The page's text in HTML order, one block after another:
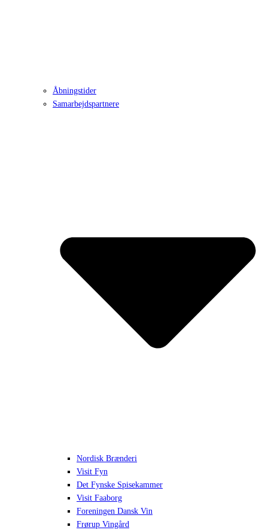
Åbningstider
Samarbejdspartnere
Nordisk Brænderi
Visit Fyn
Det Fynske Spisekammer
Visit Faaborg
Foreningen Dansk Vin
Frørup Vingård